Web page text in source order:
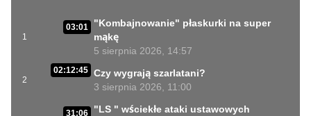
1
03:01
"Kombajnowanie" płaskurki na super
mąkę
5 sierpnia 2026, 14:57
2
02:12:45 Czy wygrają szarlatani?
3 sierpnia 2026, 11:00
31:06
"LS " wściekłe ataki ustawowych